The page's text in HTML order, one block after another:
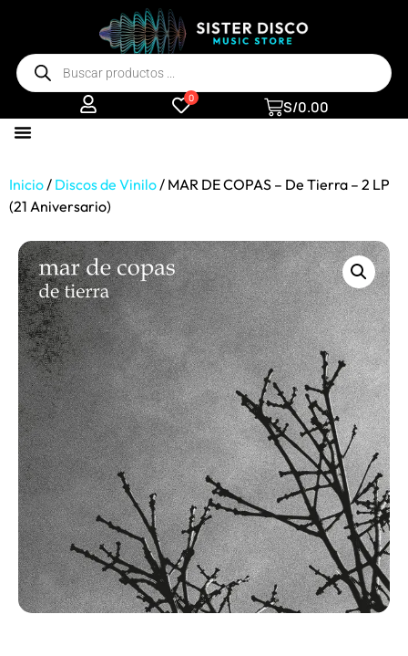
0 S/0.00
Inicio/ Discos de Vinilo/ MAR DE COPAS – De Tierra – 2 LP
(21 Aniversario)